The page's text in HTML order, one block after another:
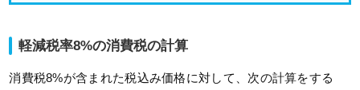
軽減税率8%の消費税の計算
消費税8%が含まれた税込み価格に対して、次の計算をする